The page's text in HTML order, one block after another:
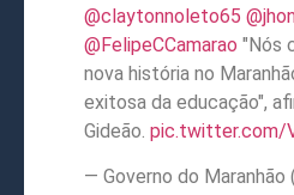
@claytonnoleto65
@FelipeCCamarao "Nós
nova história no
exitosa da educação",
Gideão. pic.twitter.com/
— Governo do Maranhão